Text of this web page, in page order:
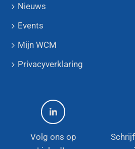
Nieuws
Events
Mijn WCM
Privacyverklaring
Volg ons op